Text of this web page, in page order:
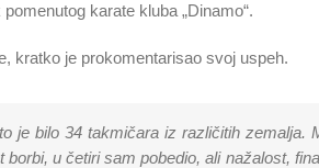
karate kluba „Dinamo“.
kratko je prokomentarisao svoj uspeh.
je bilo 34 takmičara iz različitih
u četiri sam pobedio, ali nažalost,